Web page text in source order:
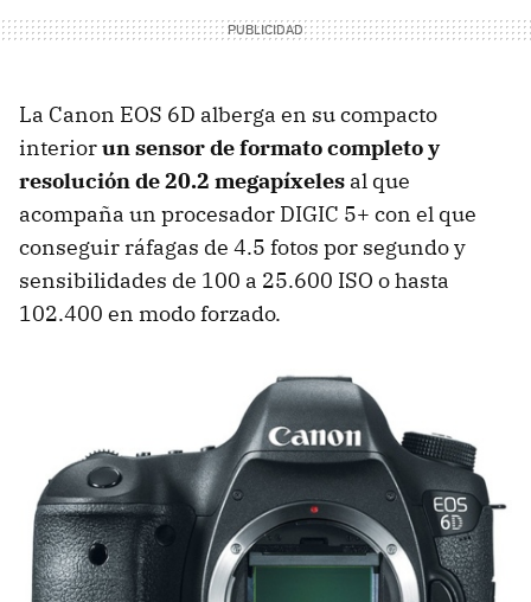
La Canon EOS 6D alberga en su compacto
interiorun sensor de formato completo y
resolución de 20.2 megapíxeles al que
acompaña un procesador DIGIC 5+ con el que
conseguir ráfagas de 4.5 fotos por segundo y
sensibilidades de 100 a 25.600 ISO o hasta
102.400 en modo forzado.